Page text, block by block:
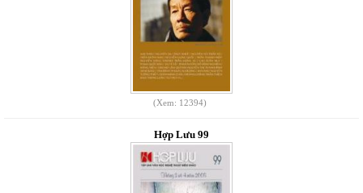
(Xem: 12394)
Hợp Lưu 99